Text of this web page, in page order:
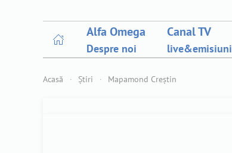
Alfa Omega
Despre noi
Canal TV
live&emisiuni
Acasă Știri Mapamond Creștin